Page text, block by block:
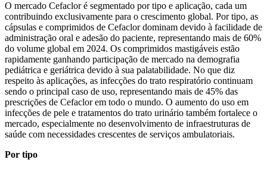
O mercado Cefaclor é segmentado por tipo e aplicação, cada um
contribuindo exclusivamente para o crescimento global. Por tipo, as
cápsulas e comprimidos de Cefaclor dominam devido à facilidade de
administração oral e adesão do paciente, representando mais de 60%
do volume global em 2024. Os comprimidos mastigáveis ​​estão
rapidamente ganhando participação de mercado na demografia
pediátrica e geriátrica devido à sua palatabilidade. No que diz
respeito às aplicações, as infecções do trato respiratório continuam
sendo o principal caso de uso, representando mais de 45% das
prescrições de Cefaclor em todo o mundo. O aumento do uso em
infecções de pele e tratamentos do trato urinário também fortalece o
mercado, especialmente no desenvolvimento de infraestruturas de
saúde com necessidades crescentes de serviços ambulatoriais.
Por tipo